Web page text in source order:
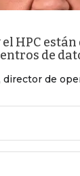
HPC
de
director de